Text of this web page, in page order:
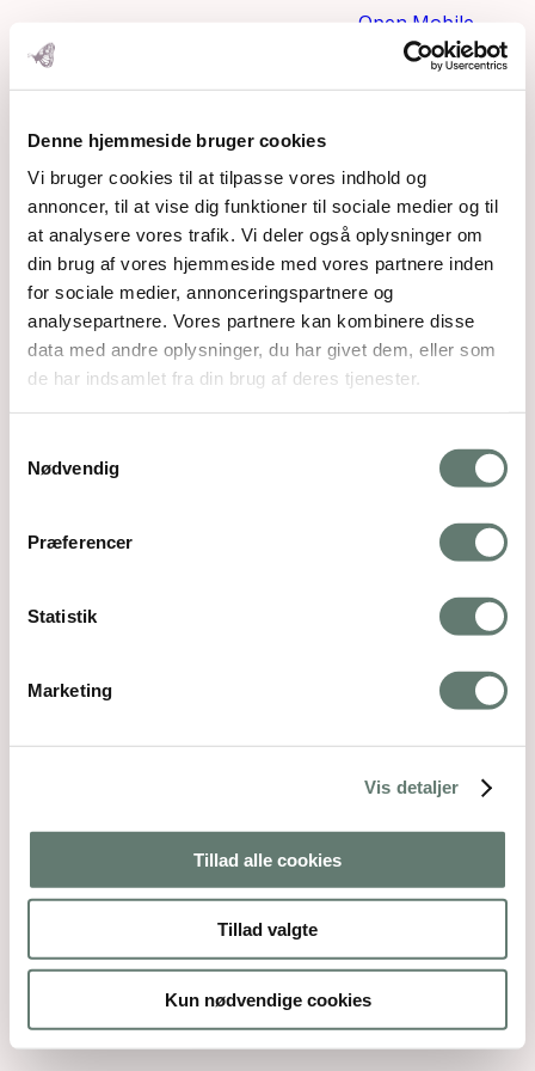
Denne hjemmeside bruger cookies
Vi bruger cookies til at tilpasse vores indhold og
annoncer, til at vise dig funktioner til sociale medier og til
at analysere vores trafik. Vi deler også oplysninger om
din brug af vores hjemmeside med vores partnere inden
for sociale medier, annonceringspartnere og
analysepartnere. Vores partnere kan kombinere disse
data med andre oplysninger, du har givet dem, eller som
de har indsamlet fra din brug af deres tjenester.
Nødvendig
Præferencer
Statistik
Marketing
Vis detaljer
Tillad alle cookies
Tillad valgte
Kun nødvendige cookies
Open Mobile
Menu
Mothering Guiding | CVR 28237618 |
rose@rosemaimonide.com |Handelsbetingelser
Copyright 2026 – Rose Maimonide. All Rights
Reserved. Webdesign byDIGITAL TALES.